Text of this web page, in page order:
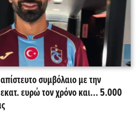
συμβόλαιο με την
ευρώ τον χρόνο και… 5.000